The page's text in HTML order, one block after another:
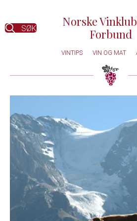
SØK
Norske
Forbund
VINTIPS VIN OG MAT